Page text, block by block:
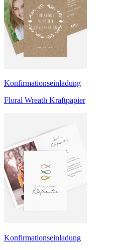
Konfirmationseinladung
Floral Wreath Kraftpapier
Konfirmationseinladung